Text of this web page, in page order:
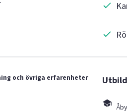
och övriga erfarenheter